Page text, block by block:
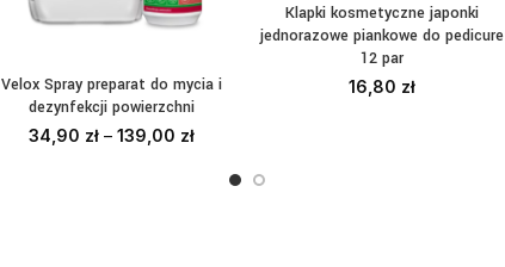
WYBIERZ OPCJE
Velox Spray preparat do mycia i
dezynfekcji powierzchni
34,90 zł– 139,00 zł
DODAJ DO KOSZYKA
Klapki kosmetyczne japonki
jednorazowe piankowe do pedicure
12 par
16,80 zł